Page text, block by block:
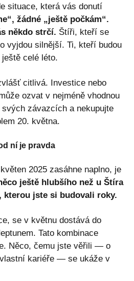
situace, která vás donutí
žádné „ještě počkám“.
někdo strčí. Štíři, kteří se
vyjdou silnější. Ti, kteří budou
celé léto.
citlivá. Investice nebo
ozvat v nejméně vhodnou
závazcích a nekupujte
20. května.
ní je pravda
2025 zasáhne naplno, je
ještě hlubšího než u Štíra
jste si budovali roky.
se v květnu dostává do
Tato kombinace
Něco, čemu jste věřili — o
kariéře — se ukáže v